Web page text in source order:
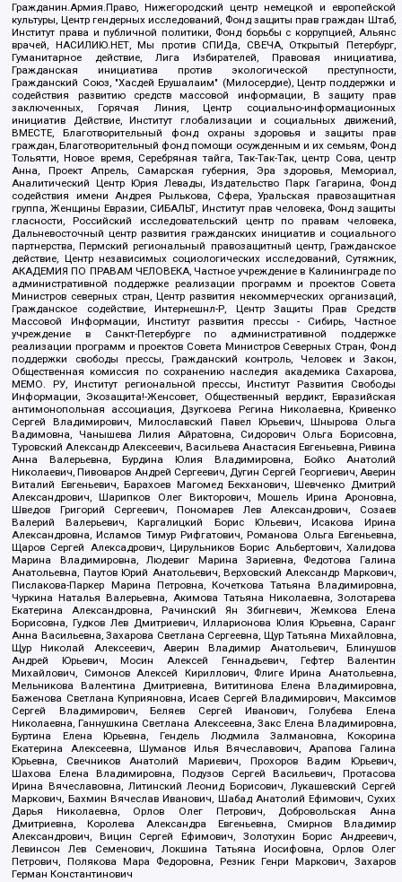
Гражданин.Армия.Право, Нижегородский центр немецкой и европейской
культуры, Центр гендерных исследований, Фонд защиты прав граждан Штаб,
Институт права и публичной политики, Фонд борьбы с коррупцией, Альянс
врачей, НАСИЛИЮ.НЕТ, Мы против СПИДа, СВЕЧА, Открытый Петербург,
Гуманитарное действие, Лига Избирателей, Правовая инициатива,
Гражданская инициатива против экологической преступности,
Гражданский Союз, "Хасдей Ерушалаим" (Милосердие), Центр поддержки и
содействия развитию средств массовой информации, В защиту прав
заключенных, Горячая Линия, Центр социально-информационных
инициатив Действие, Институт глобализации и социальных движений,
ВМЕСТЕ, Благотворительный фонд охраны здоровья и защиты прав
граждан, Благотворительный фонд помощи осужденным и их семьям, Фонд
Тольятти, Новое время, Серебряная тайга, Так-Так-Так, центр Сова, центр
Анна, Проект Апрель, Самарская губерния, Эра здоровья, Мемориал,
Аналитический Центр Юрия Левады, Издательство Парк Гагарина, Фонд
содействия имени Андрея Рылькова, Сфера, Уральская правозащитная
группа, Женщины Евразии, СИБАЛЬТ, Институт прав человека, Фонд защиты
гласности, Российский исследовательский центр по правам человека,
Дальневосточный центр развития гражданских инициатив и социального
партнерства, Пермский региональный правозащитный центр, Гражданское
действие, Центр независимых социологических исследований, Сутяжник,
АКАДЕМИЯ ПО ПРАВАМ ЧЕЛОВЕКА, Частное учреждение в Калининграде по
административной поддержке реализации программ и проектов Совета
Министров северных стран, Центр развития некоммерческих организаций,
Гражданское содействие, Интернешнл-Р, Центр Защиты Прав Средств
Массовой Информации, Институт развития прессы - Сибирь, Частное
учреждение в Санкт-Петербурге по административной поддержке
реализации программ и проектов Совета Министров Северных Стран, Фонд
поддержки свободы прессы, Гражданский контроль, Человек и Закон,
Общественная комиссия по сохранению наследия академика Сахарова,
МЕМО. РУ, Институт региональной прессы, Институт Развития Свободы
Информации, Экозащита!-Женсовет, Общественный вердикт, Евразийская
антимонопольная ассоциация, Дзугкоева Регина Николаевна, Кривенко
Сергей Владимирович, Милославский Павел Юрьевич, Шнырова Ольга
Вадимовна, Чанышева Лилия Айратовна, Сидорович Ольга Борисовна,
Туровский Александр Алексеевич, Васильева Анастасия Евгеньевна, Ривина
Анна Валерьевна, Бурдина Юлия Владимировна, Бойко Анатолий
Николаевич, Пивоваров Андрей Сергеевич, Дугин Сергей Георгиевич, Аверин
Виталий Евгеньевич, Барахоев Магомед Бекханович, Шевченко Дмитрий
Александрович, Шарипков Олег Викторович, Мошель Ирина Ароновна,
Шведов Григорий Сергеевич, Пономарев Лев Александрович, Созаев
Валерий Валерьевич, Каргалицкий Борис Юльевич, Исакова Ирина
Александровна, Исламов Тимур Рифгатович, Романова Ольга Евгеньевна,
Щаров Сергей Алексадрович, Цирульников Борис Альбертович, Халидова
Марина Владимировна, Людевиг Марина Зариевна, Федотова Галина
Анатольевна, Паутов Юрий Анатольевич, Верховский Александр Маркович,
Пислакова-Паркер Марина Петровна, Кочеткова Татьяна Владимировна,
Чуркина Наталья Валерьевна, Акимова Татьяна Николаевна, Золотарева
Екатерина Александровна, Рачинский Ян Збигневич, Жемкова Елена
Борисовна, Гудков Лев Дмитриевич, Илларионова Юлия Юрьевна, Саранг
Анна Васильевна, Захарова Светлана Сергеевна, Щур Татьяна Михайловна,
Щур Николай Алексеевич, Аверин Владимир Анатольевич, Блинушов
Андрей Юрьевич, Мосин Алексей Геннадьевич, Гефтер Валентин
Михайлович, Симонов Алексей Кириллович, Флиге Ирина Анатольевна,
Мельникова Валентина Дмитриевна, Вититинова Елена Владимировна,
Баженова Светлана Куприяновна, Исаев Сергей Владимирович, Максимов
Сергей Владимирович, Беляев Сергей Иванович, Голубева Елена
Николаевна, Ганнушкина Светлана Алексеевна, Закс Елена Владимировна,
Буртина Елена Юрьевна, Гендель Людмила Залмановна, Кокорина
Екатерина Алексеевна, Шуманов Илья Вячеславович, Арапова Галина
Юрьевна, Свечников Анатолий Мариевич, Прохоров Вадим Юрьевич,
Шахова Елена Владимировна, Подузов Сергей Васильевич, Протасова
Ирина Вячеславовна, Литинский Леонид Борисович, Лукашевский Сергей
Маркович, Бахмин Вячеслав Иванович, Шабад Анатолий Ефимович, Сухих
Дарья Николаевна, Орлов Олег Петрович, Добровольская Анна
Дмитриевна, Королева Александра Евгеньевна, Смирнов Владимир
Александрович, Вицин Сергей Ефимович, Золотухин Борис Андреевич,
Левинсон Лев Семенович, Локшина Татьяна Иосифовна, Орлов Олег
Петрович, Полякова Мара Федоровна, Резник Генри Маркович, Захаров
Герман Константинович